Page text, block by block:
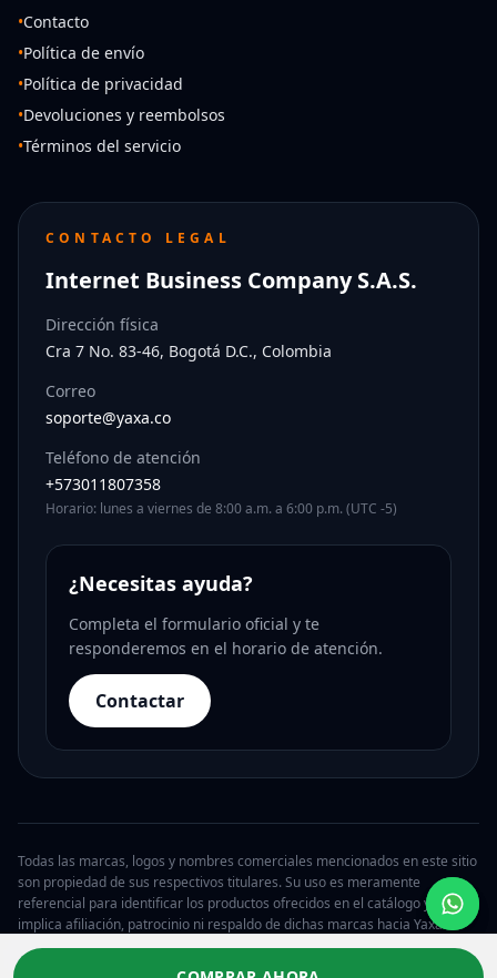
•Contacto
•Política de envío
•Política de privacidad
•Devoluciones y reembolsos
•Términos del servicio
CONTACTO LEGAL
Internet Business Company S.A.S.
Dirección física
Cra 7 No. 83-46, Bogotá D.C., Colombia
Correo
soporte@yaxa.co
Teléfono de atención
+573011807358
Horario: lunes a viernes de 8:00 a.m. a 6:00 p.m. (UTC -5)
¿Necesitas ayuda?
Completa el formulario oficial y te
responderemos en el horario de atención.
Contactar
Todas las marcas, logos y nombres comerciales mencionados en este sitio
son propiedad de sus respectivos titulares. Su uso es meramente
referencial para identificar los productos ofrecidos en el catálogo y no
implica afiliación, patrocinio ni respaldo de dichas marcas hacia Yaxa.
© 2026 Yaxa Costa Rica. Todos los derechos reservados.